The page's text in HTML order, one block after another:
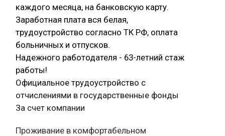
каждого месяца, на банковскую карту.
Заработная плата вся белая,
трудоустройство согласно ТК РФ, оплата
больничных и отпусков.
Надежного работодателя - 63-летний стаж
работы!
Официальное трудоустройство с
отчислениями в государственные фонды
За счет компании
Проживание в комфортабельном